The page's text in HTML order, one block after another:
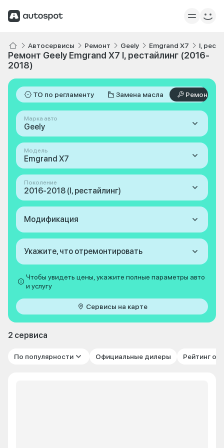
Автосервисы Ремонт Geely Emgrand X7 I,
Ремонт Geely Emgrand X7 I, рестайлинг (2016-
2018)
ТО по регламенту Замена масла Ремонт
Марка авто
Geely
Модель
Emgrand X7
Поколение
2016-2018 (I, рестайлинг)
Модификация
Укажите, что отремонтировать
Чтобы увидеть цены, укажите полные параметры авто
и услугу
Сервисы на карте
2 сервиса
По популярности Официальные дилеры Рейтинг